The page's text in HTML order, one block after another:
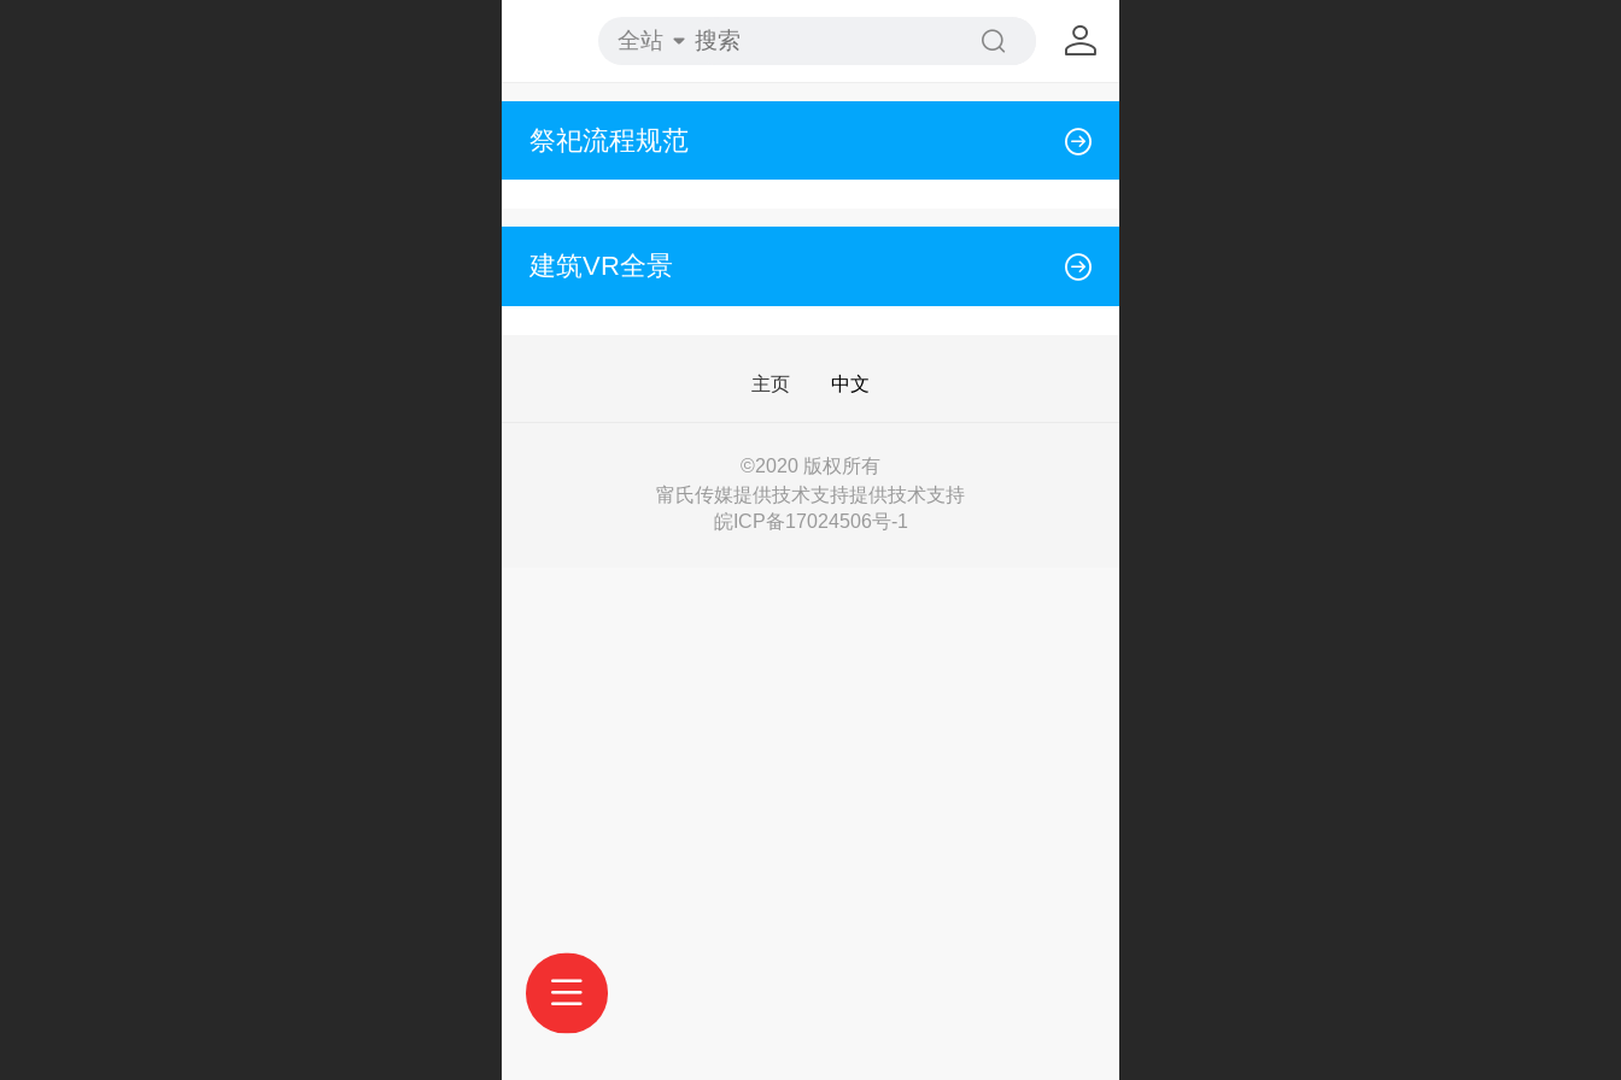
全站
祭祀流程规范
建筑VR全景
主页 中文
©2020 版权所有
甯氏传媒提供技术支持提供技术支持
皖ICP备17024506号-1